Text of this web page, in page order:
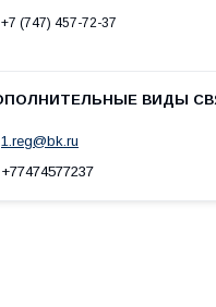
+7 (747) 457-72-37
1.reg@bk.ru
+77474577237